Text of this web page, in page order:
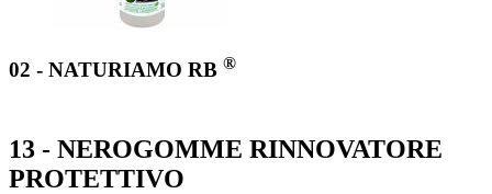
02 - NATURIAMO RB ®
13 - NEROGOMME RINNOVATORE
PROTETTIVO